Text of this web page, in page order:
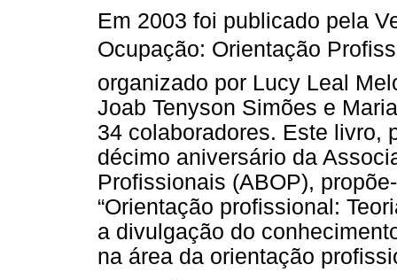
Em 2003 foi publicado pela
Ocupação: Orientação
organizado por Lucy Leal
Joab Tenyson Simões e
34 colaboradores. Este livro,
décimo aniversário da
Profissionais (ABOP),
“Orientação profissional:
a divulgação do
na área da orientação